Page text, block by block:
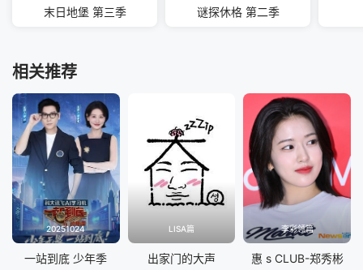
末日地堡 第三季 谜探休格 第二季
相关推荐
20251024
一站到底 少年季
LISA篇
出家门的大声
李彩领篇
惠 s CLUB-郑秀彬